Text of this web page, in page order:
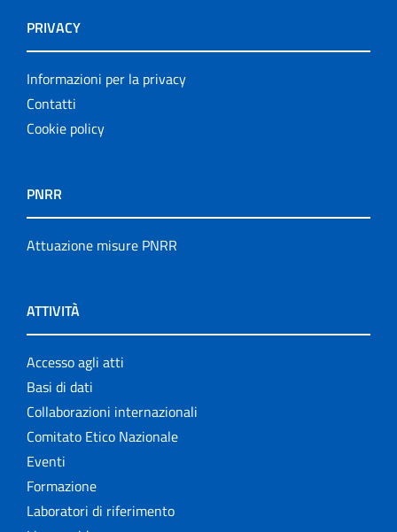
PRIVACY
Informazioni per la privacy
Contatti
Cookie policy
PNRR
Attuazione misure PNRR
ATTIVITÀ
Accesso agli atti
Basi di dati
Collaborazioni internazionali
Comitato Etico Nazionale
Eventi
Formazione
Laboratori di riferimento